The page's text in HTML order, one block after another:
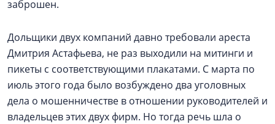
заброшен.
Дольщики двух компаний давно требовали ареста
Дмитрия Астафьева, не раз выходили на митинги и
пикеты с соответствующими плакатами. С марта по
июль этого года было возбуждено два уголовных
дела о мошенничестве в отношении руководителей и
владельцев этих двух фирм. Но тогда речь шла о